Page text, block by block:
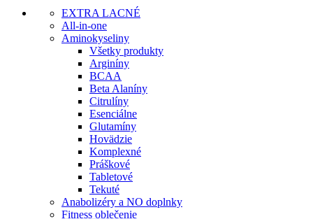
EXTRA LACNÉ
All-in-one
Aminokyseliny
Všetky produkty
Arginíny
BCAA
Beta Alaníny
Citrulíny
Esenciálne
Glutamíny
Hovädzie
Komplexné
Práškové
Tabletové
Tekuté
Anabolizéry a NO doplnky
Fitness oblečenie